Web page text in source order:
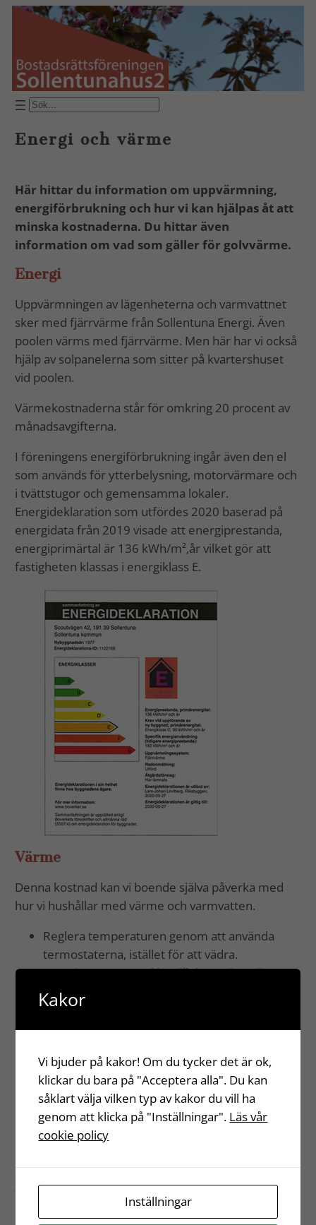
Hoppa
SÖK
Energi och värme
Här hittar du information om uppvärmning,
energiförbrukning och hur vi kan hjälpas åt att
minska kostnaderna. Du hittar även
information om vad som gäller för golvvärme.
Energi
Uppvärmningen av lägenheterna och varmvattnet
sker med fjärrvärme från Sollentuna Energi. Även
poolen värms med fjärrvärme. Men här har vi också
hjälp av solpanelerna som sitter på kvartershuset
vid poolen.
Värmekostnaderna står för omkring 20 procent av
månadsavgifterna.
I föreningens energiförbrukning ingår även den el
som används för ytterbelysning, motorvärmare och
i tvättstugor och gemensamma lokaler.
Energideklaration som utfördes 2020 baserad på
energidata från 2019 visade att energiprestanda,
energiprimärtal är 136 kWh/m²,år vilket gör att
fastigheten klassas i energiklass E.
Värme
Denna kostnad kan vi boende själva påverka med
hur vi hushållar med värme och varmvatten.
Reglera temperaturen genom att använda
termostaterna, istället för att vädra.
Experimentera med inställning, stäng gärna av
ett element helt.
När du vädrar, gör det kort och effektivt.
Lufta elementen om värmen inte är jämnt
alltid vara svalare i botten än i toppen
Tänk på hur du använder varmvatten.
Duscha hellre än bada men duscha inte längre
än nödvändigt.
Diska inte under rinnande vatten.
Policy för golvvärme
Det är tillåtet att installera golvvärme, men den skall
Kakor
Vi bjuder på kakor! Om du tycker det är ok,
klickar du bara på "Acceptera alla". Du kan
såklart välja vilken typ av kakor du vill ha
genom att klicka på "Inställningar". Läs vår
cookie policy
Inställningar